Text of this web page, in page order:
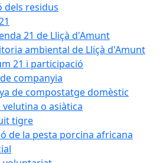
dels residus
21 de Lliçà d'Amunt
ambiental de Lliçà d'Amunt
21 i participació
companyia
de compostatge domèstic
velutina o asiàtica
tigre
de la pesta porcina africana